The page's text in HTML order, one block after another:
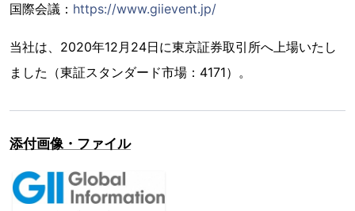
国際会議： https://www.giievent.jp/
当社は、2020年12月24日に東京証券取引所へ上場いたし
ました（東証スタンダード市場：4171）。
添付画像・ファイル